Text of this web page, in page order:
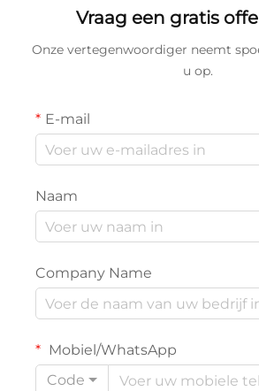
Cycle Lithium-IJzer-
Fosfaat Accu's voor RV,
Vraag een gratis
Onze vertegenwoordiger neemt
u op.
E-mail
Naam
Company Name
Mobiel/WhatsApp
Code